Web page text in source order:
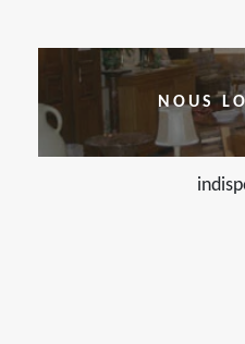
NOUS